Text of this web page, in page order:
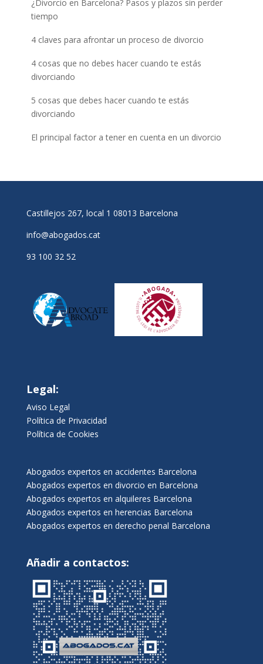
¿Divorcio en Barcelona? Pasos y plazos sin perder
tiempo
4 claves para afrontar un proceso de divorcio
4 cosas que no debes hacer cuando te estás
divorciando
5 cosas que debes hacer cuando te estás
divorciando
El principal factor a tener en cuenta en un divorcio
Castillejos 267, local 1 08013 Barcelona
info@abogados.cat
93 100 32 52
Legal:
Aviso Legal
Política de Privacidad
Política de Cookies
Abogados expertos en accidentes Barcelona
Abogados expertos en divorcio en Barcelona
Abogados expertos en alquileres Barcelona
Abogados expertos en herencias Barcelona
Abogados expertos en derecho penal Barcelona
Añadir a contactos: